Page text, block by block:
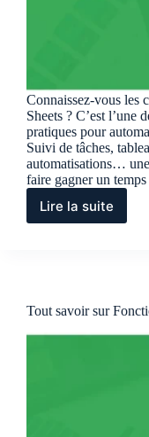
Connaissez-vous les
Sheets ? C’est l’une
pratiques pour
Suivi de tâches,
automatisations…
faire gagner un
Lire la suite
Comment
à
cocher
Tout savoir sur